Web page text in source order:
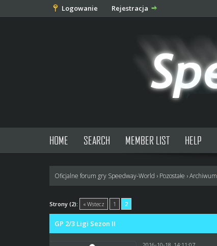
Logowanie Rejestracja
HOME SEARCH MEMBER LIST HELP
Oficjalne forum gry Speedway-World › Pozostałe ›Archiwum
Strony (2): « Wstecz 1 2
głosów - średnia: 0
GP 2/3 Ligi Sezon II